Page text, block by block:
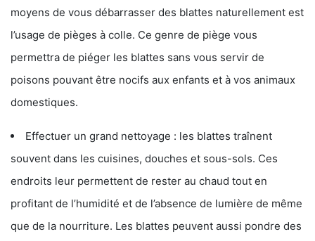
moyens de vous débarrasser des blattes naturellement est
l’usage de pièges à colle. Ce genre de piège vous
permettra de piéger les blattes sans vous servir de
poisons pouvant être nocifs aux enfants et à vos animaux
domestiques.
Effectuer un grand nettoyage : les blattes traînent
souvent dans les cuisines, douches et sous-sols. Ces
endroits leur permettent de rester au chaud tout en
profitant de l’humidité et de l’absence de lumière de même
que de la nourriture. Les blattes peuvent aussi pondre des